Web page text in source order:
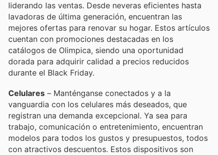
liderando las ventas. Desde neveras eficientes hasta
lavadoras de última generación, encuentran las
mejores ofertas para renovar su hogar. Estos artículos
cuentan con promociones destacadas en los
catálogos de Olimpica, siendo una oportunidad
dorada para adquirir calidad a precios reducidos
durante el Black Friday.
Celulares – Manténganse conectados y a la
vanguardia con los celulares más deseados, que
registran una demanda excepcional. Ya sea para
trabajo, comunicación o entretenimiento, encuentran
modelos para todos los gustos y presupuestos, todos
con atractivos descuentos. Estos dispositivos son